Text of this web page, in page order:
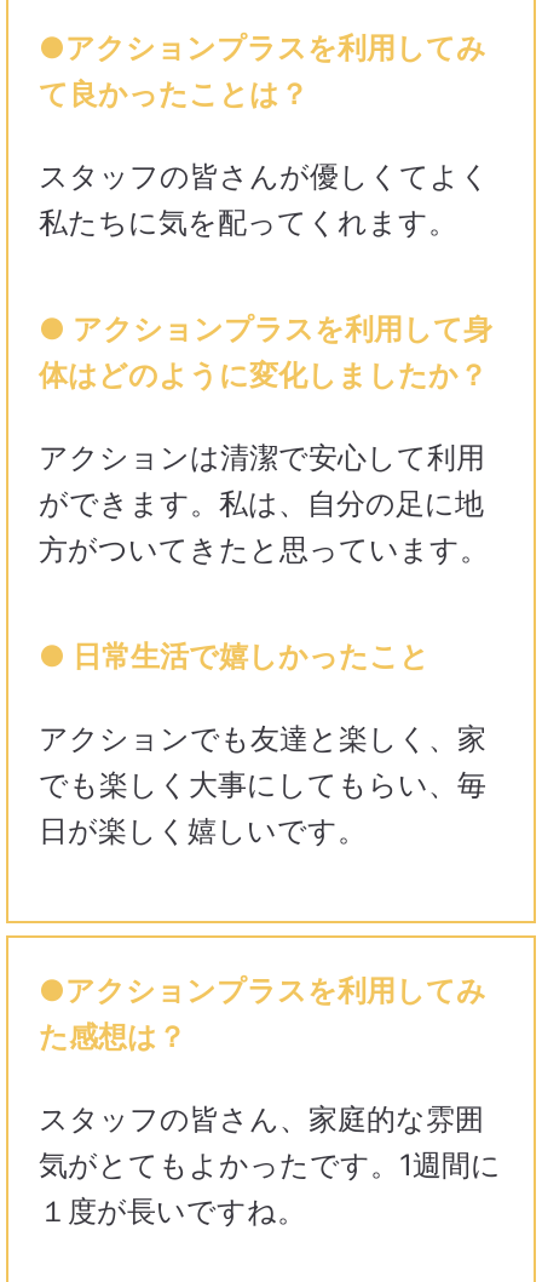
●アクションプラスを利用してみ
て良かったことは？
スタッフの皆さんが優しくてよく
私たちに気を配ってくれます。
● アクションプラスを利用して身
体はどのように変化しましたか？
アクションは清潔で安心して利用
ができます。私は、自分の足に地
方がついてきたと思っています。
● 日常生活で嬉しかったこと
アクションでも友達と楽しく、家
でも楽しく大事にしてもらい、毎
日が楽しく嬉しいです。
●アクションプラスを利用してみ
た感想は？
スタッフの皆さん、家庭的な雰囲
気がとてもよかったです。1週間に
１度が長いですね。